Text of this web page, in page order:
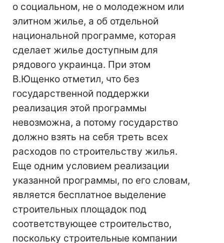
о социальном, не о молодежном или
элитном жилье, а об отдельной
национальной программе, которая
сделает жилье доступным для
рядового украинца. При этом
В.Ющенко отметил, что без
государственной поддержки
реализация этой программы
невозможна, а потому государство
должно взять на себя треть всех
расходов по строительству жилья.
Еще одним условием реализации
указанной программы, по его словам,
является бесплатное выделение
строительных площадок под
соответствующее строительство,
поскольку строительные компании